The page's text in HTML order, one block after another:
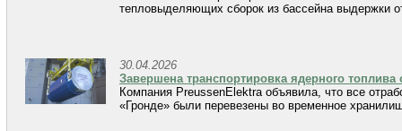
тепловыделяющих сборок из бассейна выдержки
30.04.2026
Завершена транспортировка ядерного
Компания PreussenElektra объявила, что все
«Гронде» были перевезены во временное